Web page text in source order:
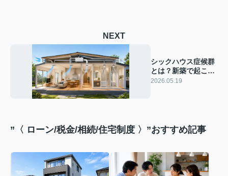
NEXT
シックハウス症候群
とは？新築で起こり
やすい？原因や対策
2026.05.19
”〈 ローン/税金/相続/住宅制度 〉”おすすめ記事